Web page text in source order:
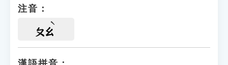
注音：
ㄆㄠ